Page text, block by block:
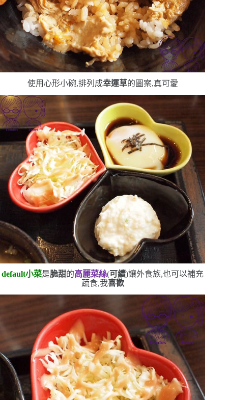
使用心形小碗,排列成幸運草的圖案,真可愛
default小菜是脆甜的高麗菜絲(可續)讓外食族,也可以補充
蔬食,我喜歡